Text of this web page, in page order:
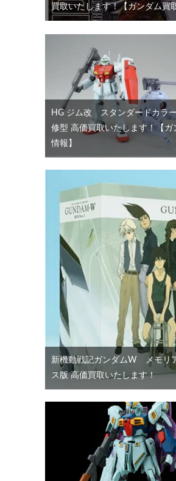
買取いたします！【ガンダム買
HG ジム改 スタンダードカラ
修型 高価買取いたします！【ガ
情報】
新機動戦記ガンダムW メモリ
ス版 高価買取いたします！